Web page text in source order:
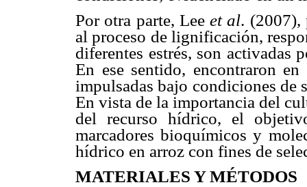
Por otra parte, Leeet al. (2007),
al proceso de lignificación,
diferentes estrés, son activadas
En ese sentido, encontraron
impulsadas bajo condiciones de
En vista de la importancia del
del recurso hídrico, el
marcadores bioquímicos y
hídrico en arroz con fines de
MATERIALES Y MÉTODOS